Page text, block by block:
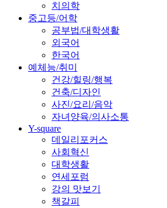
치의학
중고등/어학
공부법/대학생활
외국어
한국어
예체능/취미
건강/힐링/행복
건축/디자인
사진/요리/음악
자녀양육/의사소통
Y-square
데일리포커스
사회혁신
대학생활
연세포럼
강의 맛보기
책갈피